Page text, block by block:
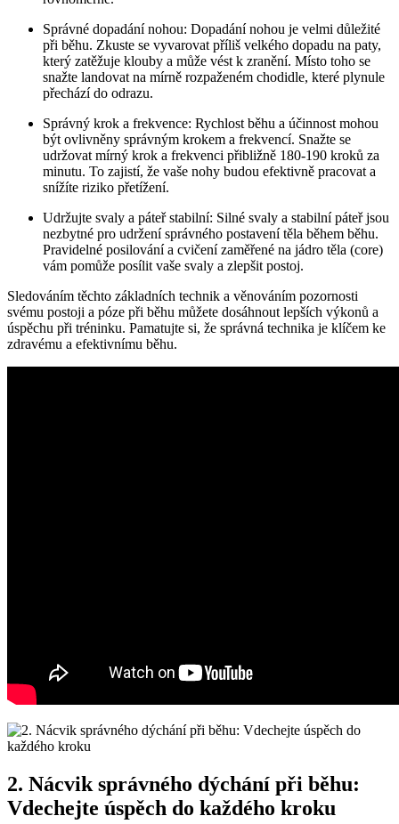
Správné dopadání nohou: Dopadání nohou je velmi důležité
při běhu. Zkuste se vyvarovat příliš velkého dopadu na paty,
který zatěžuje klouby a může vést k zranění. Místo toho se
snažte landovat na mírně rozpaženém chodidle, které plynule
přechází do odrazu.
Správný krok a frekvence: Rychlost běhu a účinnost mohou
být ovlivněny správným krokem a frekvencí. Snažte se
udržovat mírný krok a frekvenci přibližně 180-190 kroků za
minutu. To zajistí, že vaše nohy budou efektivně pracovat a
snížíte riziko přetížení.
Udržujte svaly a páteř stabilní: Silné svaly a stabilní páteř jsou
nezbytné pro udržení správného postavení těla během běhu.
Pravidelné posilování a cvičení zaměřené na jádro těla (core)
vám pomůže posílit vaše svaly a zlepšit postoj.
Sledováním těchto základních technik a věnováním pozornosti
svému postoji a póze při běhu můžete dosáhnout lepších výkonů a
úspěchu při tréninku. Pamatujte si, že správná technika je klíčem ke
zdravému a efektivnímu běhu.
2. Nácvik správného dýchání při běhu:
Vdechejte úspěch do každého kroku